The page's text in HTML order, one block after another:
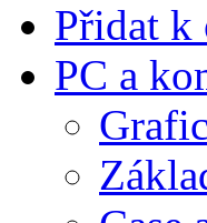
Přidat k
PC a